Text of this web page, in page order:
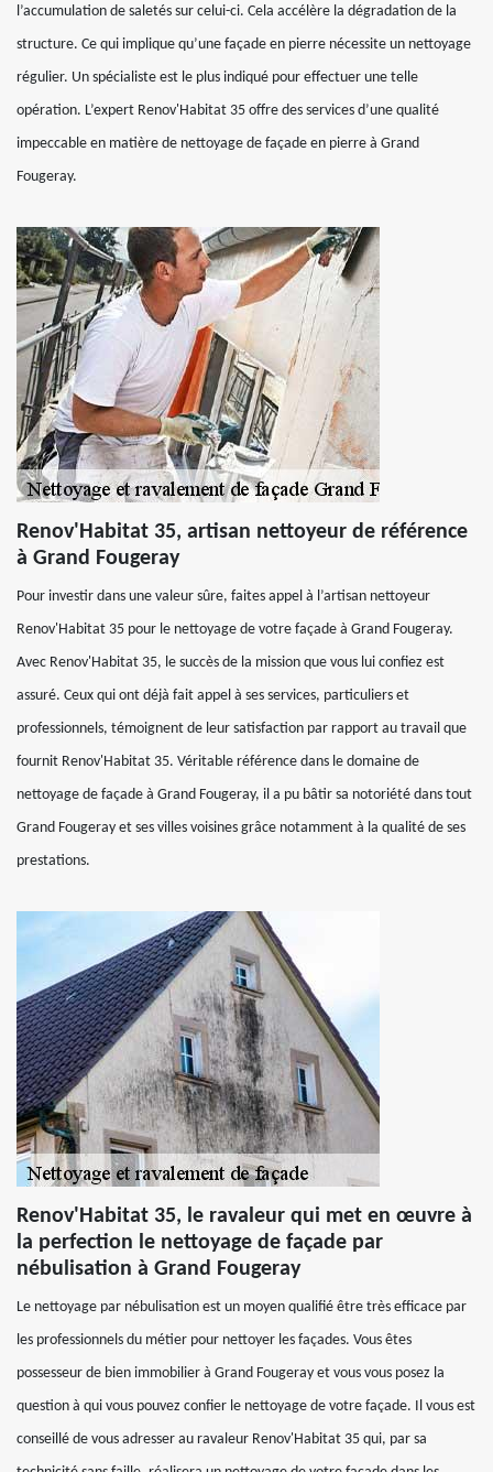
l’accumulation de saletés sur celui-ci. Cela accélère la dégradation de la
structure. Ce qui implique qu’une façade en pierre nécessite un nettoyage
régulier. Un spécialiste est le plus indiqué pour effectuer une telle
opération. L’expert Renov'Habitat 35 offre des services d’une qualité
impeccable en matière de nettoyage de façade en pierre à Grand
Fougeray.
Renov'Habitat 35, artisan nettoyeur de référence
à Grand Fougeray
Pour investir dans une valeur sûre, faites appel à l’artisan nettoyeur
Renov'Habitat 35 pour le nettoyage de votre façade à Grand Fougeray.
Avec Renov'Habitat 35, le succès de la mission que vous lui confiez est
assuré. Ceux qui ont déjà fait appel à ses services, particuliers et
professionnels, témoignent de leur satisfaction par rapport au travail que
fournit Renov'Habitat 35. Véritable référence dans le domaine de
nettoyage de façade à Grand Fougeray, il a pu bâtir sa notoriété dans tout
Grand Fougeray et ses villes voisines grâce notamment à la qualité de ses
prestations.
Renov'Habitat 35, le ravaleur qui met en œuvre à
la perfection le nettoyage de façade par
nébulisation à Grand Fougeray
Le nettoyage par nébulisation est un moyen qualifié être très efficace par
les professionnels du métier pour nettoyer les façades. Vous êtes
possesseur de bien immobilier à Grand Fougeray et vous vous posez la
question à qui vous pouvez confier le nettoyage de votre façade. Il vous est
conseillé de vous adresser au ravaleur Renov'Habitat 35 qui, par sa